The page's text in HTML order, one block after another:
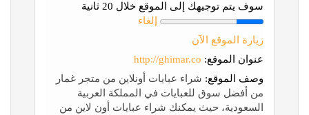
سوف يتم توجيهك إلى الموقع خلال 20 ثانية
إلغاء
زيارة الموقع الآن
عنوان الموقع: http://ghimar.co
وصف الموقع: شراء عبايات أونلاين من متجر غمار
من أفضل سوق للعبايات في المملكة العربية
السعودية، حيث يمكنك شراء عبايات أون لاين من